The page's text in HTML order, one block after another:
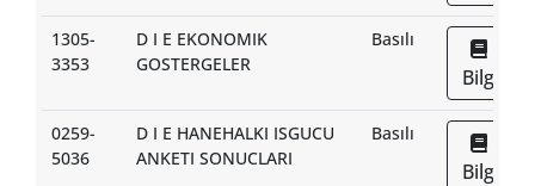
1305-
3353
D I E EKONOMIK
GOSTERGELER
Basılı
Bilgi
0259-
5036
D I E HANEHALKI ISGUCU
ANKETI SONUCLARI
Basılı
Bilgi